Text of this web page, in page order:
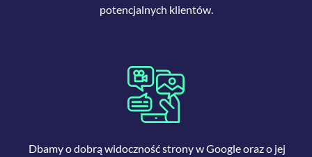
potencjalnych klientów.
Dbamy o dobrą widoczność strony w Google oraz o jej